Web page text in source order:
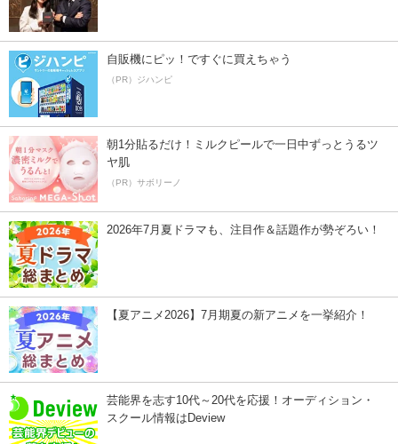
自販機にピッ！ですぐに買えちゃう
（PR）ジハンピ
朝1分貼るだけ！ミルクピールで一日中ずっとうるツ
ヤ肌
（PR）サボリーノ
2026年7月夏ドラマも、注目作＆話題作が勢ぞろい！
【夏アニメ2026】7月期夏の新アニメを一挙紹介！
芸能界を志す10代～20代を応援！オーディション・
スクール情報はDeview